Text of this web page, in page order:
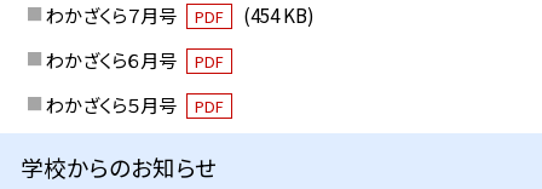
わかざくら７月号 PDF
(454 KB)
わかざくら６月号
PDF
わかざくら５月号 PDF
学校からのお知らせ